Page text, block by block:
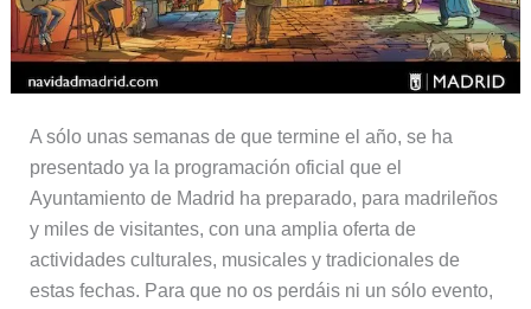
A sólo unas semanas de que termine el año, se ha
presentado ya la programación oficial que el
Ayuntamiento de Madrid ha preparado, para madrileños
y miles de visitantes, con una amplia oferta de
actividades culturales, musicales y tradicionales de
estas fechas. Para que no os perdáis ni un sólo evento,